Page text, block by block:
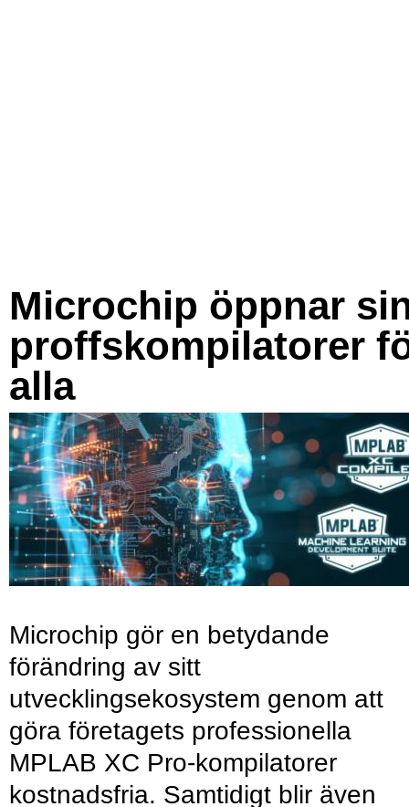
Microchip öppnar
proffskompilatorer
alla
Microchip gör en betydande
förändring av sitt
utvecklingsekosystem genom att
göra företagets professionella
MPLAB XC Pro-kompilatorer
kostnadsfria. Samtidigt blir även